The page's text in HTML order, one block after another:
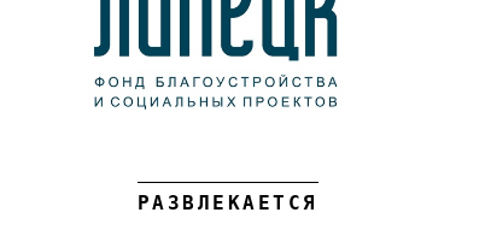
РАЗВЛЕКАЕТСЯ